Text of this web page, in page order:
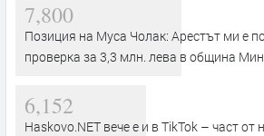
7,800
Позиция на Муса Чолак: Арестът ми е
проверка за 3,3 млн. лева в община
6,152
Haskovo.NET вече е и в TikTok – част от